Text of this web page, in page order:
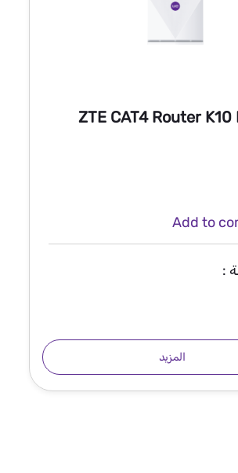
ZTE CAT4 Router K10
Add to
:
المزيد